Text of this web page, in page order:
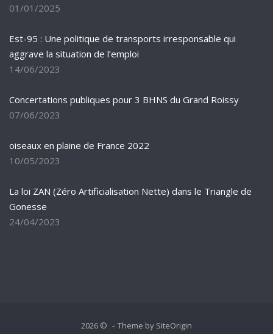
01/01/2025
Est-95 : Une politique de transports irresponsable qui
aggrave la situation de l’emploi
14/06/2023
Concertations publiques pour 3 BHNS du Grand Roissy
07/06/2023
oiseaux en plaine de France 2022
10/05/2023
La loi ZAN (Zéro Artificialisation Nette) dans le Triangle de
Gonesse
24/04/2023
2026 © Theme by SiteOrigin